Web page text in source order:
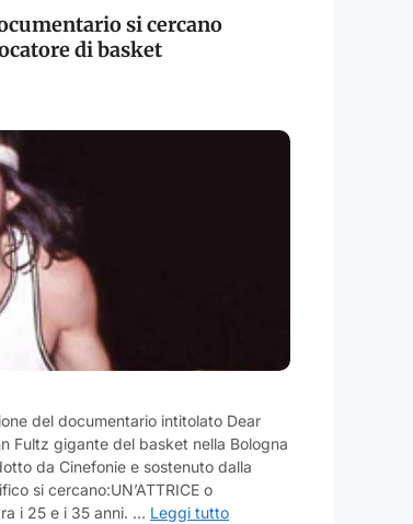
si cercano
di basket
del documentario intitolato Dear
Fultz gigante del basket nella Bologna
da Cinefonie e sostenuto dalla
si cercano:UN’ATTRICE o
i 25 e i 35 anni. … Leggi tutto